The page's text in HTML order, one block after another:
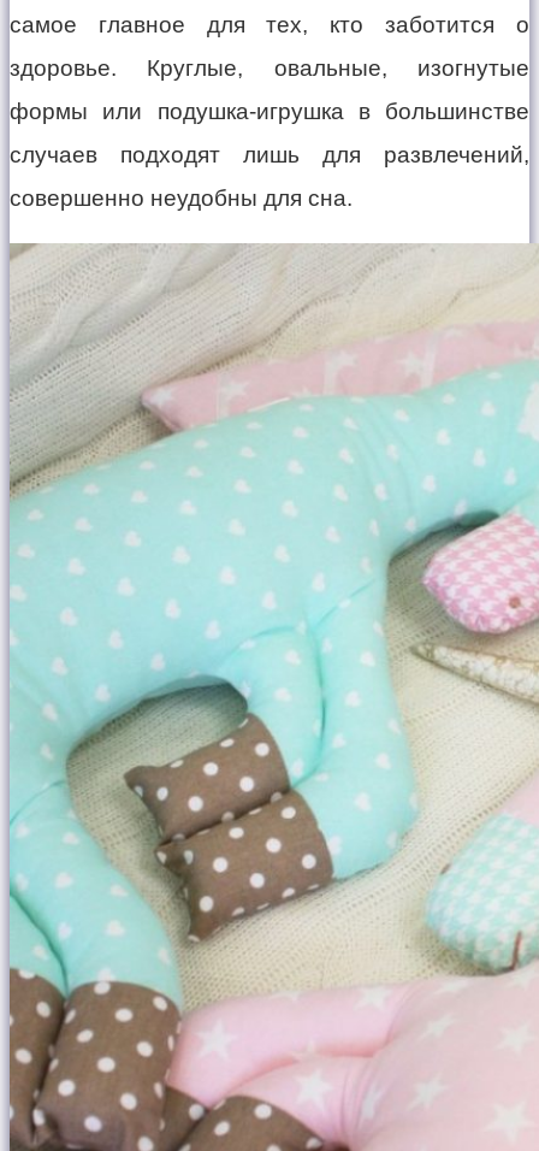
самое главное для тех, кто заботится о
здоровье. Круглые, овальные, изогнутые
формы или подушка-игрушка в большинстве
случаев подходят лишь для развлечений,
совершенно неудобны для сна.